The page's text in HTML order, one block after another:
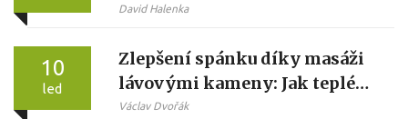
David Halenka
10
led
Zlepšení spánku díky masáži
lávovými kameny: Jak teplé
kameny pomáhají usnout
Václav Dvořák